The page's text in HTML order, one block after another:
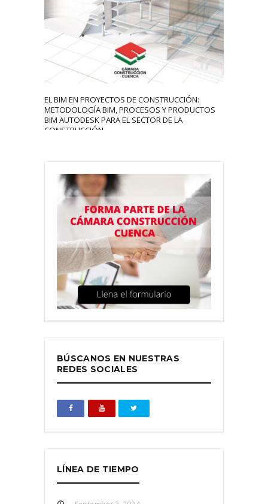
EL BIM EN PROYECTOS DE CONSTRUCCIÓN:
METODOLOGÍA BIM, PROCESOS Y PRODUCTOS
BIM AUTODESK PARA EL SECTOR DE LA
CONSTRUCCIÓN.
BÚSCANOS EN NUESTRAS
REDES SOCIALES
LÍNEA DE TIEMPO